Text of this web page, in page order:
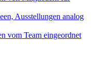
Ausstellungen analog
vom Team eingeordnet